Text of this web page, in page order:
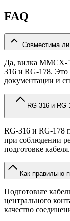
FAQ
Совместима ли
Да, вилка MMCX-
316 и RG-178. Это
документации и
RG-316 и RG-178
при соблюдении
подготовке кабеля.
Как правильно
Подготовьте
центрального
качество